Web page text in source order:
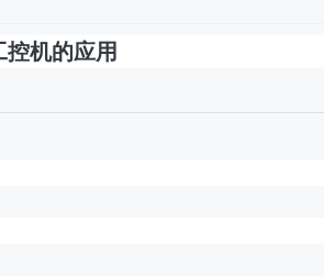
机的应用